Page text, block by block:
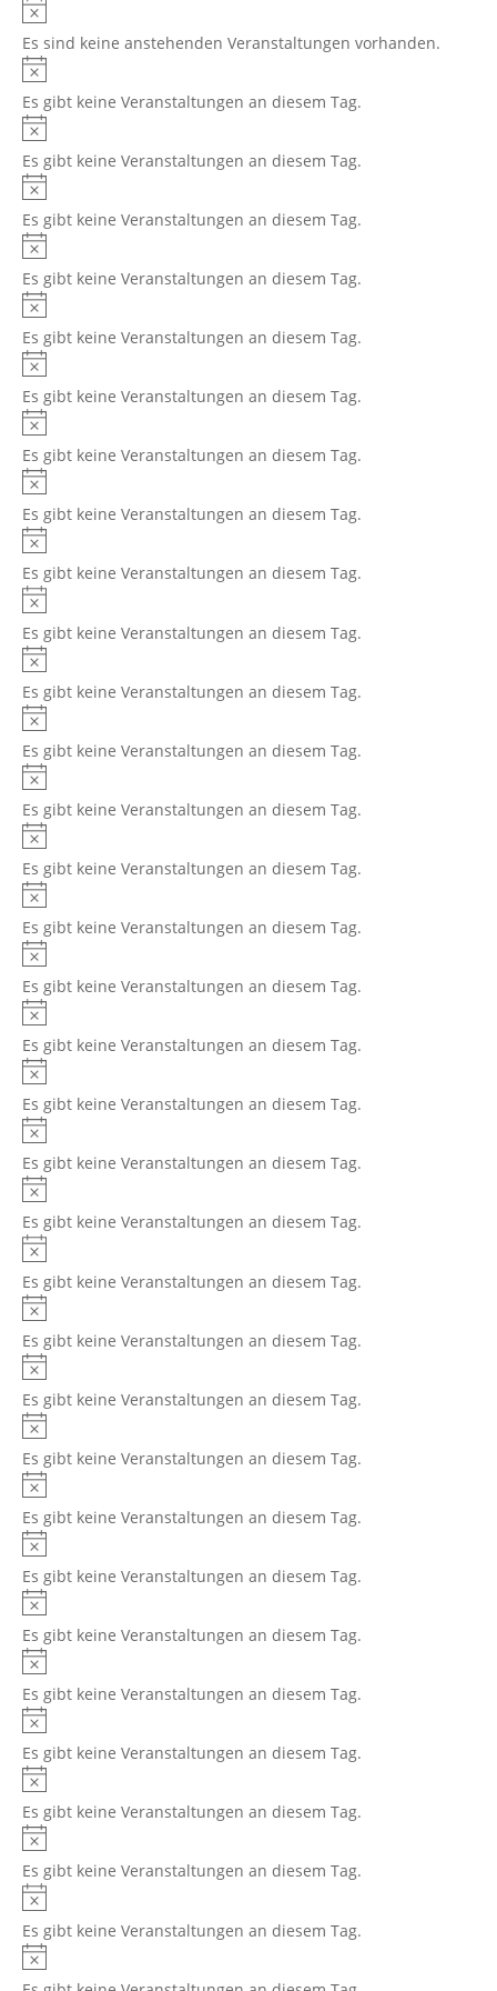
Es sind keine anstehenden Veranstaltungen vorhanden.
Es gibt keine Veranstaltungen an diesem Tag.
Es gibt keine Veranstaltungen an diesem Tag.
Es gibt keine Veranstaltungen an diesem Tag.
Es gibt keine Veranstaltungen an diesem Tag.
Es gibt keine Veranstaltungen an diesem Tag.
Es gibt keine Veranstaltungen an diesem Tag.
Es gibt keine Veranstaltungen an diesem Tag.
Es gibt keine Veranstaltungen an diesem Tag.
Es gibt keine Veranstaltungen an diesem Tag.
Es gibt keine Veranstaltungen an diesem Tag.
Es gibt keine Veranstaltungen an diesem Tag.
Es gibt keine Veranstaltungen an diesem Tag.
Es gibt keine Veranstaltungen an diesem Tag.
Es gibt keine Veranstaltungen an diesem Tag.
Es gibt keine Veranstaltungen an diesem Tag.
Es gibt keine Veranstaltungen an diesem Tag.
Es gibt keine Veranstaltungen an diesem Tag.
Es gibt keine Veranstaltungen an diesem Tag.
Es gibt keine Veranstaltungen an diesem Tag.
Es gibt keine Veranstaltungen an diesem Tag.
Es gibt keine Veranstaltungen an diesem Tag.
Es gibt keine Veranstaltungen an diesem Tag.
Es gibt keine Veranstaltungen an diesem Tag.
Es gibt keine Veranstaltungen an diesem Tag.
Es gibt keine Veranstaltungen an diesem Tag.
Es gibt keine Veranstaltungen an diesem Tag.
Es gibt keine Veranstaltungen an diesem Tag.
Es gibt keine Veranstaltungen an diesem Tag.
Es gibt keine Veranstaltungen an diesem Tag.
Es gibt keine Veranstaltungen an diesem Tag.
Es gibt keine Veranstaltungen an diesem Tag.
Es gibt keine Veranstaltungen an diesem Tag.